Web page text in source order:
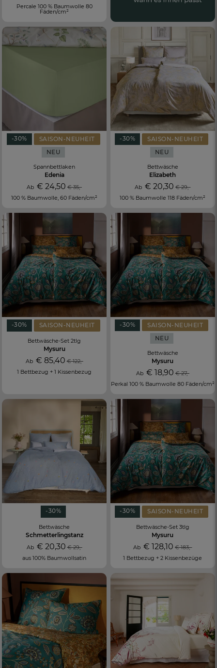
Percale 100 % Baumwolle 80
Fäden/cm²
-30%
SAISON-NEUHEIT
NEU
Spannbettlaken
Edenia
Ab€ 24,50 € 35,-
100 % Baumwolle, 60 Fäden/cm²
-30%
SAISON-NEUHEIT
NEU
Bettwäsche
Elizabeth
Ab€ 20,30 € 29,-
100 % Baumwolle 118 Fäden/cm²
-30% SAISON-NEUHEIT
Bettwäsche-Set 2tlg
Mysuru
Ab € 85,40 € 122,-
1 Bettbezug + 1 Kissenbezug
-30%
SAISON-NEUHEIT
NEU
Bettwäsche
Mysuru
Ab € 18,90 € 27,-
Perkal 100 % Baumwolle 80 Fäden/cm²
-30%
Bettwäsche
Schmetterlingstanz
Ab € 20,30 € 29,-
aus 100% Baumwollsatin
-30% SAISON-NEUHEIT
Bettwäsche-Set 3tlg
Mysuru
Ab€ 128,10 € 183,-
1 Bettbezug + 2 Kissenbezüge